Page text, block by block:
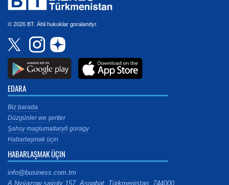
© 2026 BT. Ähli hukuklar goralandyr.
EDARA
Biz barada
Düzgünler we şertler
Şahsy maglumatlaryň goragy
Habarlaşmak üçin
HABARLAŞMAK ÜÇIN
info@business.com.tm
A.Nyýazow şaýoly 157, Aşgabat, Türkmenistan, 744000